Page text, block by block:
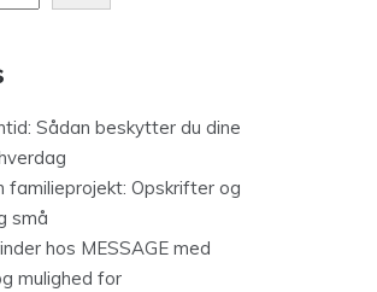
Sådan beskytter du dine
familieprojekt: Opskrifter og
små
hos MESSAGE med
mulighed for